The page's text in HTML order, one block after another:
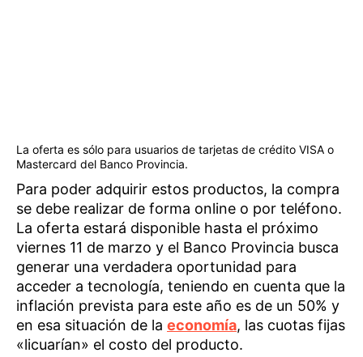
La oferta es sólo para usuarios de tarjetas de crédito VISA o
Mastercard del Banco Provincia.
Para poder adquirir estos productos, la compra
se debe realizar de forma online o por teléfono.
La oferta estará disponible hasta el próximo
viernes 11 de marzo y el Banco Provincia busca
generar una verdadera oportunidad para
acceder a tecnología, teniendo en cuenta que la
inflación prevista para este año es de un 50% y
en esa situación de la economía, las cuotas fijas
«licuarían» el costo del producto.